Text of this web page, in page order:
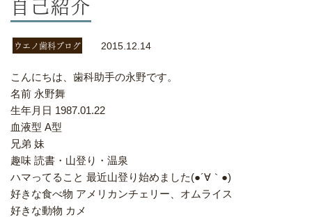
ウエノ歯科ブログ 2015.12.14
こんにちは、歯科助手の永野です。
名前 永野舞
生年月日 1987.01.22
血液型 A型
兄弟 妹
趣味 読書・山登り・温泉
ハマってること 最近山登り始めました(●´∀｀●)
好きな食べ物 アメリカンチェリー、オムライス
好きな動物 カメ